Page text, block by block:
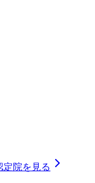
定院を見る